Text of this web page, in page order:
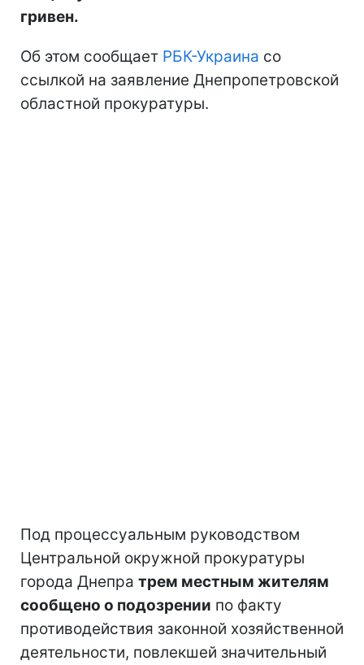
гривен.
Об этом сообщает РБК-Украина со
ссылкой на заявление Днепропетровской
областной прокуратуры.
Под процессуальным руководством
Центральной окружной прокуратуры
города Днепра трем местным жителям
сообщено о подозрении по факту
противодействия законной хозяйственной
деятельности, повлекшей значительный